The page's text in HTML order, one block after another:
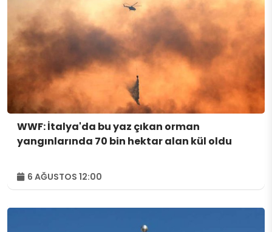
WWF: İtalya'da bu yaz çıkan orman
yangınlarında 70 bin hektar alan kül oldu
6 AĞUSTOS 12:00